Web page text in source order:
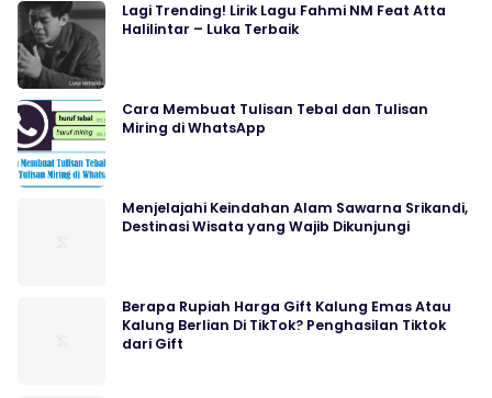
Lagi Trending! Lirik Lagu Fahmi NM Feat Atta
Halilintar – Luka Terbaik
Cara Membuat Tulisan Tebal dan Tulisan
Miring di WhatsApp
Menjelajahi Keindahan Alam Sawarna Srikandi,
Destinasi Wisata yang Wajib Dikunjungi
Berapa Rupiah Harga Gift Kalung Emas Atau
Kalung Berlian Di TikTok? Penghasilan Tiktok
dari Gift